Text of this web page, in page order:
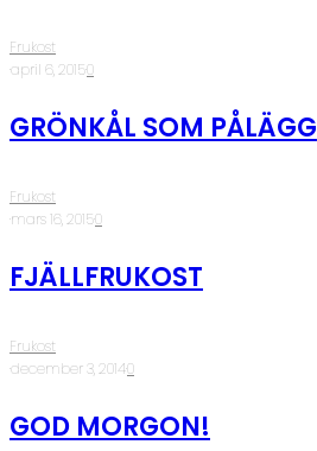
Frukost
·april 6, 2015·0
GRÖNKÅL SOM PÅLÄGG
Frukost
·mars 16, 2015·0
FJÄLLFRUKOST
Frukost
·december 3, 2014·0
GOD MORGON!